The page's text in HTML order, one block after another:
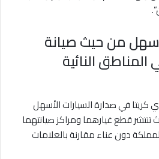
من حيث صيانة
النائية
كريتا في صدارة السيارات الأسهل
تنتشر قطع غيارهما ومراكز صيانتهما
دون عناء مقارنة بالعلامات